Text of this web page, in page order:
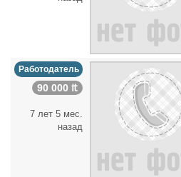
Работодатель
90 000 ₶
7 лет 5 мес.
назад